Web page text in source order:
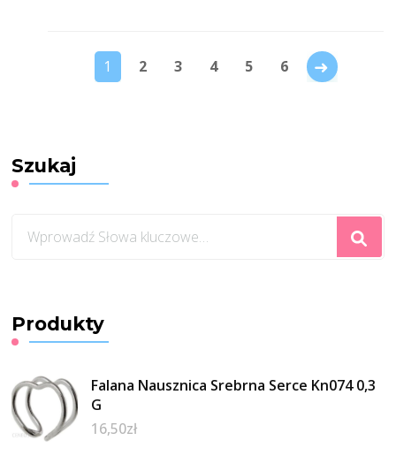
1 2 3 4 5 6
Szukaj
czegoś?
Produkty
Falana Nausznica Srebrna Serce Kn074 0,3
G
16,50zł